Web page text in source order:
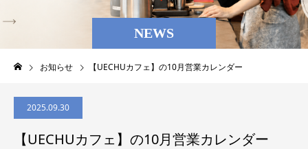
NEWS
お知らせ 【UECHUカフェ】の10月営業カレンダー
2025.09.30
【UECHUカフェ】の10月営業カレンダー